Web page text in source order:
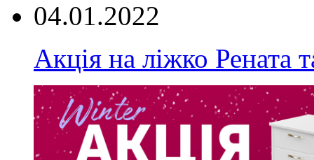
04.01.2022
Акція на ліжко